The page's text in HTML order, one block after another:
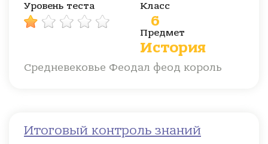
Уровень теста Класс
6
Предмет
История
Средневековье Феодал феод король
Итоговый контроль знаний